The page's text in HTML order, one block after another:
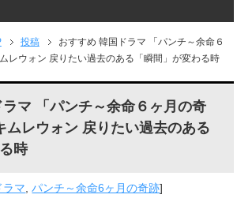
投稿
おすすめ 韓国ドラマ 「パンチ～余命６
レウォン 戻りたい過去のある「瞬間」が変わる時
マ 「パンチ～余命６ヶ月の奇
ムレウォン 戻りたい過去のある
時
ラマ,パンチ～余命6ヶ月の奇跡]